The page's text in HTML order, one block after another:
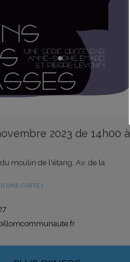
2023 de 14h00 à
moulin de l'étang, Av. de la
UNE CARTE